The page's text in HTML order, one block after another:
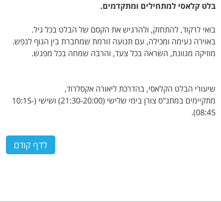
בלט קלאסי למתחילים ומתקדמים.
בואי לרקוד, להתחזק, ולהרגיש את הקסם של הבלט בכל גיל.
באוירה נעימה ומכילה, עם תנועה זורמת שמחברת בין הגוף לנפש.
מוזיקה מגוונת, השראה בכל צעד, והרבה שמחה בכל מפגש.
שיעורי הבלט הקלאסי, בהדרכת ליאורה אקסלרוד,
מתקיימים במתנ"ס צורן בימי שלישי (21:30-20:00) ושישי (10:15-
08:45).